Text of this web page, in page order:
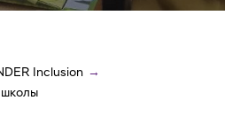
Inclusion →